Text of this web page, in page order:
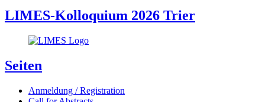
LIMES-Kolloquium 2026 Trier
Seiten
Anmeldung / Registration